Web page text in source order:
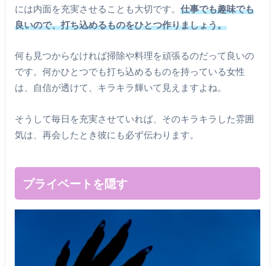
には内面を充実させることも大切です。 仕事でも趣味でも
良いので、打ち込めるものをひとつ作りましょう。
何も見つからなければ掃除や料理を頑張るのだって良いの
です。何かひとつでも打ち込めるものを持っている女性
は、自信が透けて、キラキラ輝いて見えますよね。
そうして毎日を充実させていれば、そのキラキラした雰囲
気は、再会したとき彼にも必ず伝わります。
プライベートを隠す